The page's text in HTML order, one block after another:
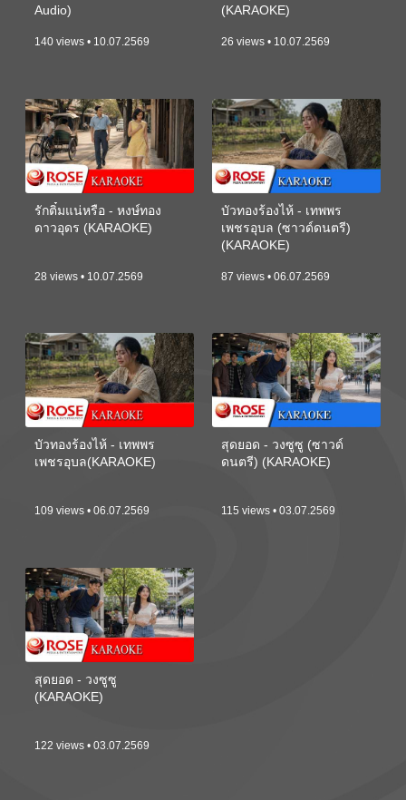
Audio)
140 views • 10.07.2569
(KARAOKE)
26 views • 10.07.2569
รักติ๋มแน่หรือ - หงษ์ทอง
ดาวอุดร (KARAOKE)
28 views • 10.07.2569
บัวทองร้องไห้ - เทพพร
เพชรอุบล (ซาวด์ดนตรี)
(KARAOKE)
87 views • 06.07.2569
บัวทองร้องไห้ - เทพพร
เพชรอุบล(KARAOKE)
109 views • 06.07.2569
สุดยอด - วงซูซู (ซาวด์
ดนตรี) (KARAOKE)
115 views • 03.07.2569
สุดยอด - วงซูซู
(KARAOKE)
122 views • 03.07.2569